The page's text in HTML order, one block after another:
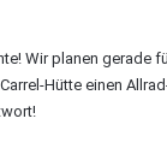
Wir planen gerade
Hütte einen